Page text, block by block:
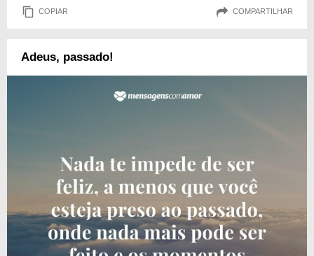
COPIAR COMPARTILHAR
Adeus, passado!